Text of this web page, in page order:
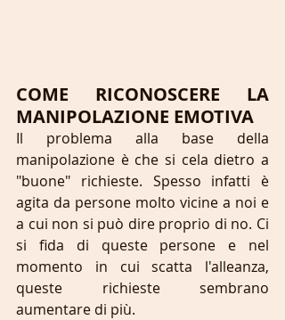
COME RICONOSCERE LA
MANIPOLAZIONE EMOTIVA
Il problema alla base della
manipolazione è che si cela dietro a
"buone" richieste. Spesso infatti è
agita da persone molto vicine a noi e
a cui non si può dire proprio di no. Ci
si fida di queste persone e nel
momento in cui scatta l'alleanza,
queste richieste sembrano
aumentare di più.